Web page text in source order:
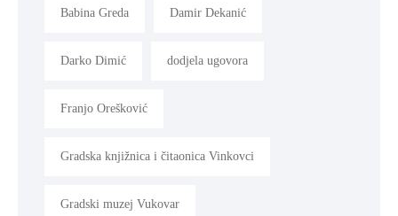
Babina Greda Damir Dekanić
Darko Dimić dodjela ugovora
Franjo Orešković
Gradska knjižnica i čitaonica Vinkovci
Gradski muzej Vukovar